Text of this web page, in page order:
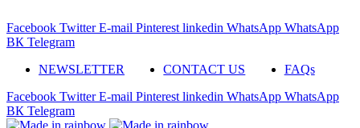
Facebook Twitter E-mail Pinterest linkedin WhatsApp WhatsApp
ВК Telegram
NEWSLETTER
CONTACT US
FAQs
Facebook Twitter E-mail Pinterest linkedin WhatsApp WhatsApp
ВК Telegram